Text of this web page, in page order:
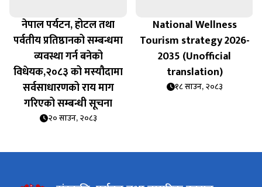
नेपाल पर्यटन, होटल तथा
पर्वतीय प्रतिष्ठानको सम्बन्धमा
व्यवस्था गर्न बन‍ेको
विधेयक,२०८३ को मस्यौदामा
सर्वसाधारणको राय माग
गरिएको सम्बन्धी सूचना
२० साउन, २०८३
National Wellness
Tourism strategy 2026-
2035 (Unofficial
translation)
१८ साउन, २०८३